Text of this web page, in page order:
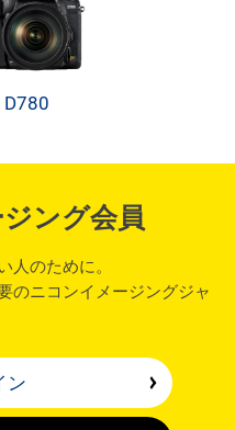
D780
ング会員
人のために。
のニコンイメージングジャ
ン